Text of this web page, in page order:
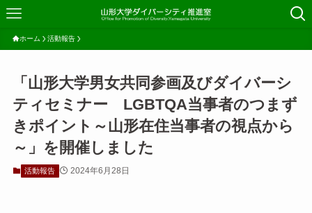
ホーム 活動報告
「山形大学男女共同参画及びダイバーシ
ティセミナー LGBTQA当事者のつまず
きポイント～山形在住当事者の視点から
～」を開催しました
活動報告 2024年6月28日